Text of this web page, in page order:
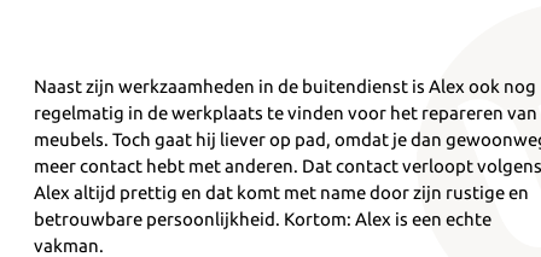
Naast zijn werkzaamheden in de buitendienst is Alex ook nog
regelmatig in de werkplaats te vinden voor het repareren van
meubels. Toch gaat hij liever op pad, omdat je dan
meer contact hebt met anderen. Dat contact verloopt volgens
Alex altijd prettig en dat komt met name door zijn rustige en
betrouwbare persoonlijkheid. Kortom: Alex is een echte
vakman.